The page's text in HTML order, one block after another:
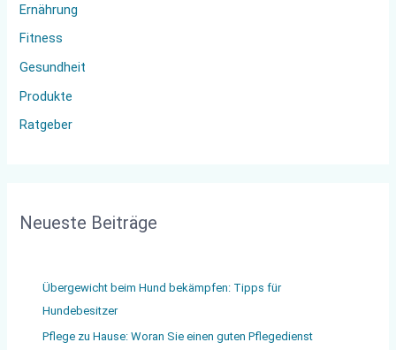
c
h
:
Ernährung
Fitness
Gesundheit
Produkte
Ratgeber
Neueste Beiträge
Übergewicht beim Hund bekämpfen: Tipps für
Hundebesitzer
Pflege zu Hause: Woran Sie einen guten Pflegedienst